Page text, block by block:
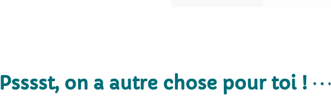
Psssst, on a autre chose pour toi !